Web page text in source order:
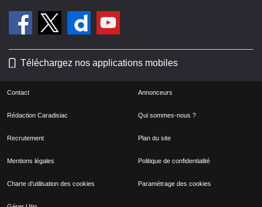
Téléchargez nos applications mobiles
Contact Annonceurs
Rédaction Caradisiac Qui sommes-nous ?
Recrutement Plan du site
Mentions légales Politique de confidentialité
Charte d'utilisation des cookies Paramétrage des cookies